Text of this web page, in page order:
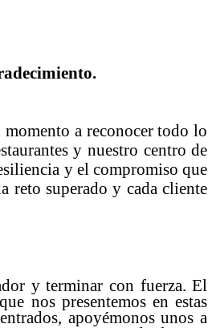
a reconocer todo lo
y nuestro centro de
y el compromiso que
reto superado y cada cliente
y terminar con fuerza. El
nos presentemos en estas
apoyémonos unos a